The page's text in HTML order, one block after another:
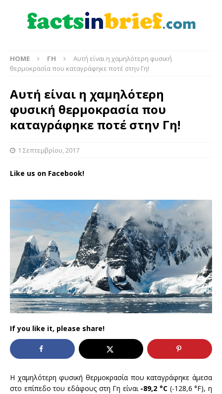
HOME ΓΗ
Αυτή είναι η χαμηλότερη φυσική
θερμοκρασία που καταγράφηκε ποτέ στην Γη!
Αυτή είναι η χαμηλότερη
φυσική θερμοκρασία που
καταγράφηκε ποτέ στην Γη!
1 Σεπτεμβρίου, 2017
Like us on Facebook!
If you like it, please share!
Η χαμηλότερη φυσική θερμοκρασία που καταγράφηκε άμεσα
στο επίπεδο του εδάφους στη Γη είναι -89,2 °C (-128,6 °F), η